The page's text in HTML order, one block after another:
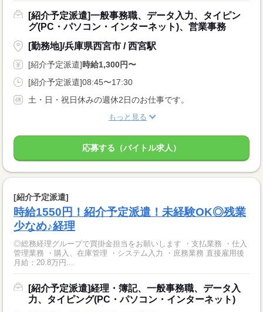
[紹介予定派遣]一般事務職、データ入力、タイピン
グ(PC・パソコン・インターネット)、営業事務
[勤務地]/兵庫県西宮市 / 西宮駅
[紹介予定派遣]時給1,300円〜
[紹介予定派遣]08:45〜17:30
土・日・祝日休みの週休2日のお仕事です。
もっと見る
応募する（バイトル求人）
[紹介予定派遣]
時給1550円！紹介予定派遣！未経験OK◎残業
少なめ♪経理
◎総務経理グループで買掛金担当をお願いします ・支払業務 ・仕入
管理業務 ・購入、在庫管理 ・システム入力 ・庶務業務 直接雇用後
月給：20.8万円...
[紹介予定派遣]経理・簿記、一般事務職、データ入
力、タイピング(PC・パソコン・インターネット)